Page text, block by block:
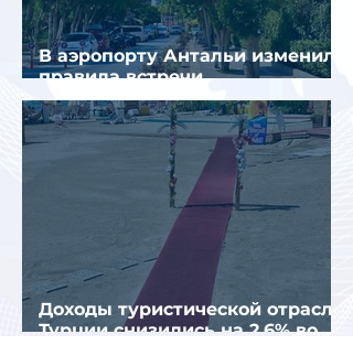
В аэропорту Антальи изменили
правила встречи
организованных туристов
Доходы туристической отрасли
Турции снизились на 2,6% во